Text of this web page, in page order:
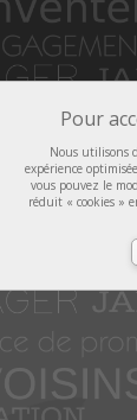
Pour
Nous utilisons
expérience
vous pouvez le
réduit « cookies »